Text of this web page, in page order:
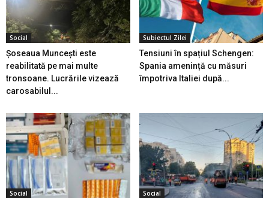
Social
Șoseaua Muncești este
reabilitată pe mai multe
tronsoane. Lucrările vizează
carosabilul...
Subiectul Zilei
Tensiuni în spațiul Schengen:
Spania amenință cu măsuri
împotriva Italiei după...
Social Social